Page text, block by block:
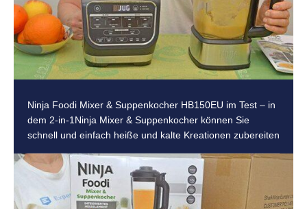
Ninja Foodi Mixer & Suppenkocher HB150EU im Test – in
dem 2-in-1Ninja Mixer & Suppenkocher können Sie
schnell und einfach heiße und kalte Kreationen zubereiten